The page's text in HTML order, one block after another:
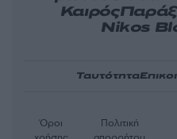
Καιρός
Nikos
Ταυτότητα
Όροι
Πολιτική